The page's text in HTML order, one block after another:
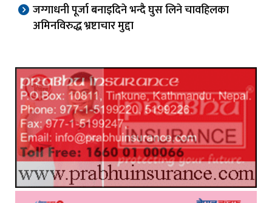
जग्गाधनी पूर्जा बनाइदिने भन्दै घुस लिने चावहिलका
अमिनविरुद्ध भ्रष्टाचार मुद्दा